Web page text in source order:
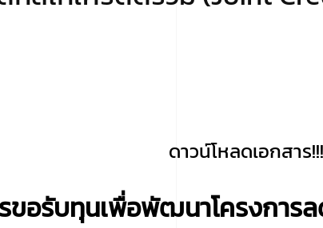
ดาวน์โหลดเอกสาร!!!
ขอรับทุนเพื่อพัฒนาโครงการ